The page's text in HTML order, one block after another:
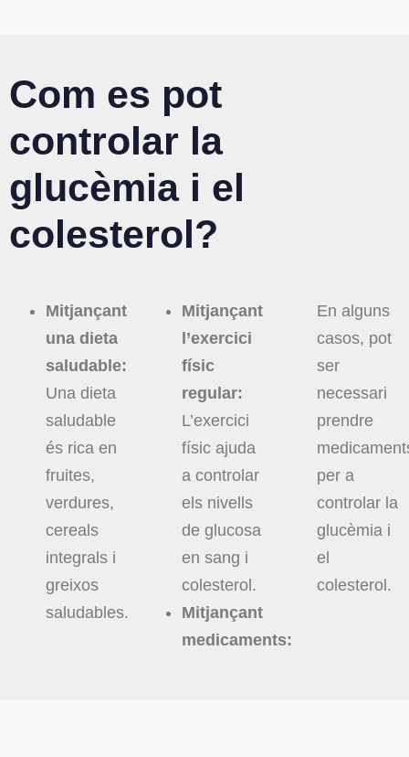
Com es pot
controlar la
glucèmia i el
colesterol?
Mitjançant
una dieta
saludable:
Una dieta
saludable
és rica en
fruites,
verdures,
cereals
integrals i
greixos
saludables.
Mitjançant
l’exercici
físic
regular:
L’exercici
físic ajuda
a controlar
els nivells
de glucosa
en sang i
colesterol.
Mitjançant
medicaments:
En alguns
casos, pot
ser
necessari
prendre
per a
controlar la
glucèmia i
el
colesterol.